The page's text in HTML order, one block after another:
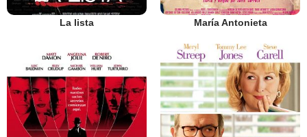
La lista María Antonieta